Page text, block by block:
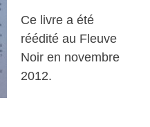
Ce livre a été
réédité au Fleuve
Noir en novembre
2012.